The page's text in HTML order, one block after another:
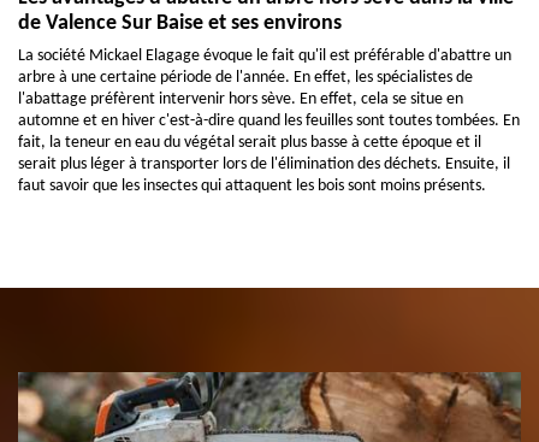
de Valence Sur Baise et ses environs
La société Mickael Elagage évoque le fait qu'il est préférable d'abattre un
arbre à une certaine période de l'année. En effet, les spécialistes de
l'abattage préfèrent intervenir hors sève. En effet, cela se situe en
automne et en hiver c'est-à-dire quand les feuilles sont toutes tombées. En
fait, la teneur en eau du végétal serait plus basse à cette époque et il
serait plus léger à transporter lors de l'élimination des déchets. Ensuite, il
faut savoir que les insectes qui attaquent les bois sont moins présents.